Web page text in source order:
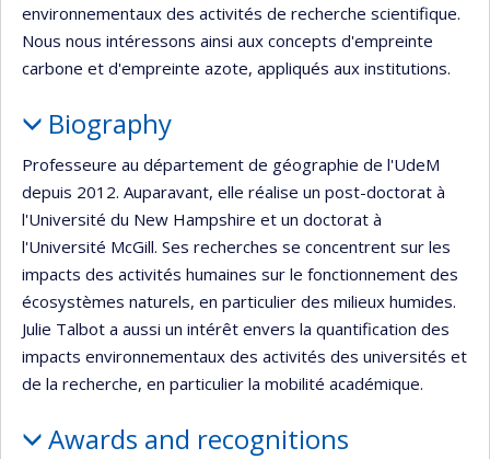
environnementaux des activités de recherche scientifique.
Nous nous intéressons ainsi aux concepts d'empreinte
carbone et d'empreinte azote, appliqués aux institutions.
Biography
Professeure au département de géographie de l'UdeM
depuis 2012. Auparavant, elle réalise un post-doctorat à
l'Université du New Hampshire et un doctorat à
l'Université McGill. Ses recherches se concentrent sur les
impacts des activités humaines sur le fonctionnement des
écosystèmes naturels, en particulier des milieux humides.
Julie Talbot a aussi un intérêt envers la quantification des
impacts environnementaux des activités des universités et
de la recherche, en particulier la mobilité académique.
Awards and recognitions